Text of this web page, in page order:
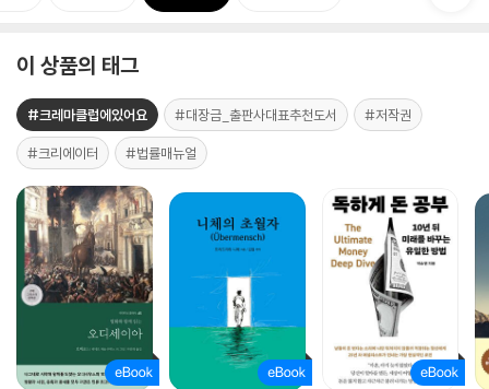
이 상품의 태그
#크레마클럽에있어요 #대장금_출판사대표추천도서 #저작권
#크리에이터 #법률매뉴얼